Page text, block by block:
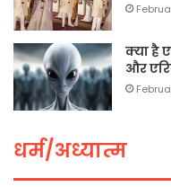
क्या है
और
धर्म/अध्यात्म